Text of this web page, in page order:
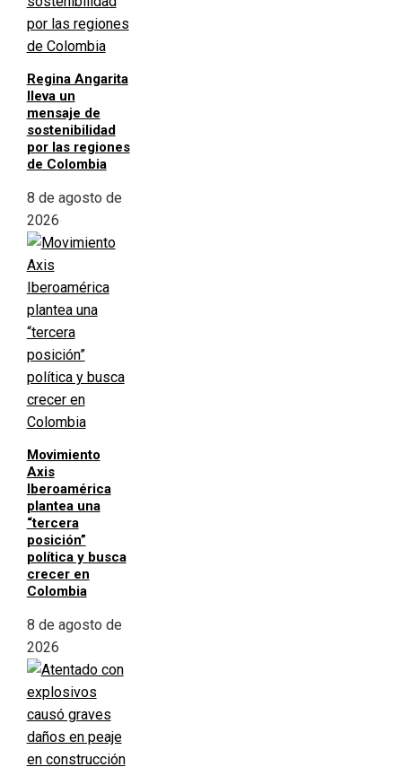
Regina Angarita
lleva un
mensaje de
sostenibilidad
por las regiones
de Colombia
8 de agosto de
2026
Movimiento
Axis
Iberoamérica
plantea una
“tercera
posición”
política y busca
crecer en
Colombia
8 de agosto de
2026